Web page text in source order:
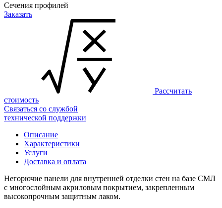
Сечения профилей
Заказать
Рассчитать
стоимость
Связаться со службой
технической поддержки
Описание
Характеристики
Услуги
Доставка и оплата
Негорючие панели для внутренней отделки стен на базе СМЛ
с многослойным акриловым покрытием, закрепленным
высокопрочным защитным лаком.